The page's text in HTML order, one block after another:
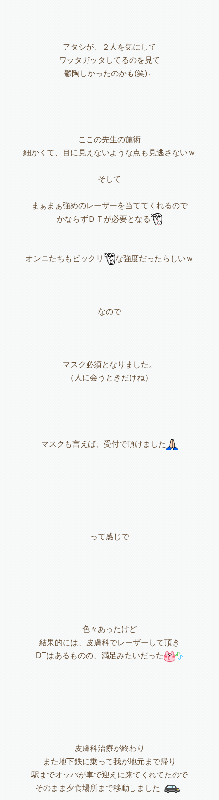
アタシが、２人を気にして
ワッタガッタしてるのを見て
鬱陶しかったのかも(笑)←
ここの先生の施術
細かくて、目に見えないような点も見逃さないｗ
そして
まぁまぁ強めのレーザーを当ててくれるので
かならずＤＴが必要となる
オンニたちもビックリ な強度だったらしいｗ
なので
マスク必須となりました。
（人に会うときだけね）
マスクも言えば、受付で頂けました
って感じで
色々あったけど
結果的には、皮膚科でレーザーして頂き
DTはあるものの、満足みたいだった
皮膚科治療が終わり
また地下鉄に乗って我が地元まで帰り
駅までオッパが車で迎えに来てくれてたので
そのまま夕食場所まで移動しました